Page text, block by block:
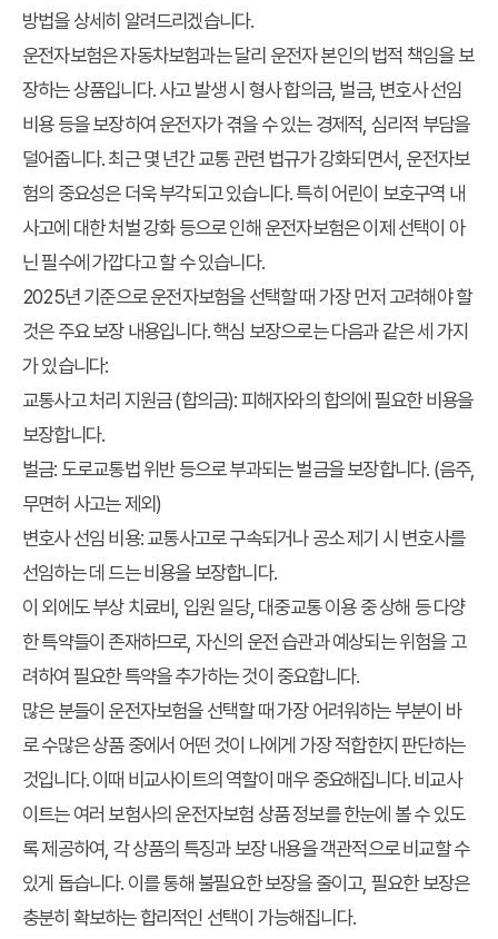
방법을 상세히 알려드리겠습니다.
운전자보험은 자동차보험과는 달리 운전자 본인의 법적 책임을 보
장하는 상품입니다. 사고 발생 시 형사 합의금, 벌금, 변호사 선임
비용 등을 보장하여 운전자가 겪을 수 있는 경제적, 심리적 부담을
덜어줍니다. 최근 몇 년간 교통 관련 법규가 강화되면서, 운전자보
험의 중요성은 더욱 부각되고 있습니다. 특히 어린이 보호구역 내
사고에 대한 처벌 강화 등으로 인해 운전자보험은 이제 선택이 아
닌 필수에 가깝다고 할 수 있습니다.
2025년 기준으로 운전자보험을 선택할 때 가장 먼저 고려해야 할
것은 주요 보장 내용입니다. 핵심 보장으로는 다음과 같은 세 가지
가 있습니다:
교통사고 처리 지원금 (합의금): 피해자와의 합의에 필요한 비용을
보장합니다.
벌금: 도로교통법 위반 등으로 부과되는 벌금을 보장합니다. (음주,
무면허 사고는 제외)
변호사 선임 비용: 교통사고로 구속되거나 공소 제기 시 변호사를
선임하는 데 드는 비용을 보장합니다.
이 외에도 부상 치료비, 입원 일당, 대중교통 이용 중 상해 등 다양
한 특약들이 존재하므로, 자신의 운전 습관과 예상되는 위험을 고
려하여 필요한 특약을 추가하는 것이 중요합니다.
많은 분들이 운전자보험을 선택할 때 가장 어려워하는 부분이 바
로 수많은 상품 중에서 어떤 것이 나에게 가장 적합한지 판단하는
것입니다. 이때 비교사이트의 역할이 매우 중요해집니다. 비교사
이트는 여러 보험사의 운전자보험 상품 정보를 한눈에 볼 수 있도
록 제공하여, 각 상품의 특징과 보장 내용을 객관적으로 비교할 수
있게 돕습니다. 이를 통해 불필요한 보장을 줄이고, 필요한 보장은
충분히 확보하는 합리적인 선택이 가능해집니다.